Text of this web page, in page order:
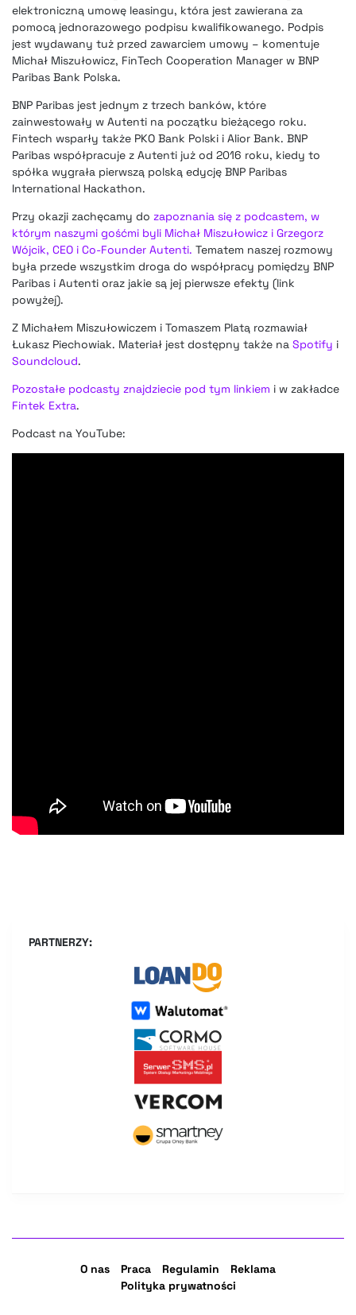
elektroniczną umowę leasingu, która jest zawierana za
pomocą jednorazowego podpisu kwalifikowanego. Podpis
jest wydawany tuż przed zawarciem umowy – komentuje
Michał Miszułowicz, FinTech Cooperation Manager w BNP
Paribas Bank Polska.
BNP Paribas jest jednym z trzech banków, które
zainwestowały w Autenti na początku bieżącego roku.
Fintech wsparły także PKO Bank Polski i Alior Bank. BNP
Paribas współpracuje z Autenti już od 2016 roku, kiedy to
spółka wygrała pierwszą polską edycję BNP Paribas
International Hackathon.
Przy okazji zachęcamy do zapoznania się z podcastem, w
którym naszymi gośćmi byli Michał Miszułowicz i Grzegorz
Wójcik, CEO i Co-Founder Autenti. Tematem naszej rozmowy
była przede wszystkim droga do współpracy pomiędzy BNP
Paribas i Autenti oraz jakie są jej pierwsze efekty (link
powyżej).
Z Michałem Miszułowiczem i Tomaszem Platą rozmawiał
Łukasz Piechowiak. Materiał jest dostępny także na Spotify i
Soundcloud.
Pozostałe podcasty znajdziecie pod tym linkiem i w zakładce
Fintek Extra.
Podcast na YouTube:
PARTNERZY:
O nas Praca Regulamin
Reklama
Polityka prywatności